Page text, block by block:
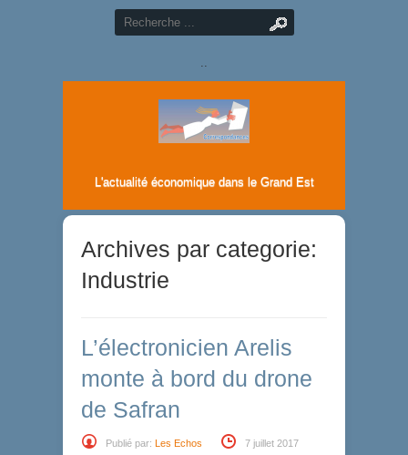
..
L'actualité économique dans le Grand Est
Archives par categorie:
Industrie
L’électronicien Arelis
monte à bord du drone
de Safran
Publié par: Les Echos 7 juillet 2017